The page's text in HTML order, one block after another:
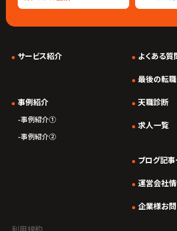
サービス紹介
事例紹介
事例紹介①
事例紹介②
よくある
最後の転
天職診断
求人一覧
ブログ記
運営会社
企業様お